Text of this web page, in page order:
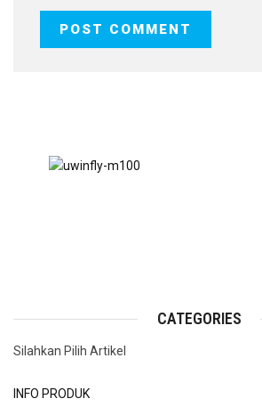
CATEGORIES
Silahkan Pilih Artikel
INFO PRODUK